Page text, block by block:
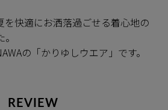
を快適にお洒落過ごせる着心地の
の「かりゆしウエア」です。
REVIEW